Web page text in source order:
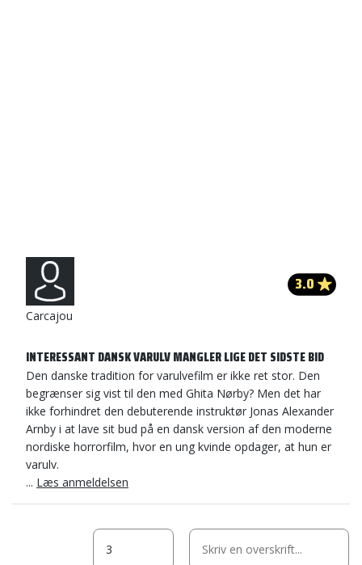
Carcajou
3.0
INTERESSANT DANSK VARULV MANGLER LIGE DET SIDSTE BID
Den danske tradition for varulvefilm er ikke ret stor. Den
begrænser sig vist til den med Ghita Nørby? Men det har
ikke forhindret den debuterende instruktør Jonas Alexander
Arnby i at lave sit bud på en dansk version af den moderne
nordiske horrorfilm, hvor en ung kvinde opdager, at hun er
varulv.
... Læs anmeldelsen